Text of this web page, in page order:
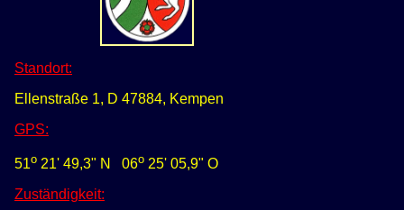
Standort:
Ellenstraße 1, D 47884, Kempen
GPS:
51o 21' 49,3" N 06o 25' 05,9" O
Zuständigkeit: